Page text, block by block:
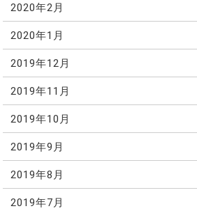
2020年2月
2020年1月
2019年12月
2019年11月
2019年10月
2019年9月
2019年8月
2019年7月